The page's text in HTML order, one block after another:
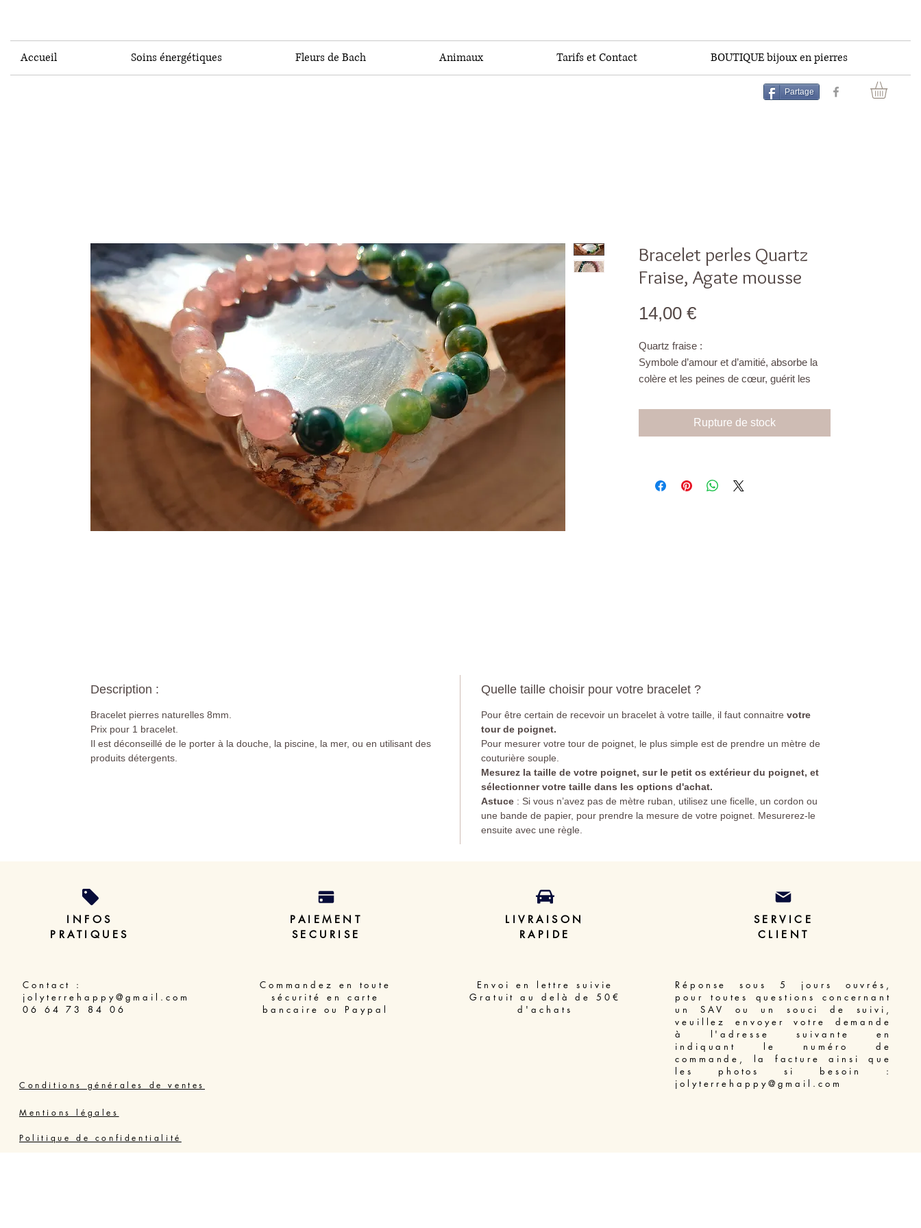
Accueil Soins énergétiques Fleurs de Bach Animaux Tarifs et Contact BOUTIQUE bijoux en pierres
Partage
Bracelet perles Quartz
Fraise, Agate mousse
14,00 €Prix
Quartz fraise :
Symbole d’amour et d’amitié, absorbe la
colère et les peines de cœur, guérit les
rayonne l’amour inconditionnel, la
tendresse, la douceur. Paix intérieure,
Combat la fatigue, le stress, la morosité et
Rupture de stock
Description :
Bracelet pierres naturelles 8mm.
Prix pour 1 bracelet.
Il est déconseillé de le porter à la douche, la piscine, la mer, ou en utilisant des
produits détergents.
Quelle taille choisir pour votre bracelet ?
Pour être certain de recevoir un bracelet à votre taille, il faut connaitre votre
tour de poignet.
Pour mesurer votre tour de poignet, le plus simple est de prendre un mètre de
couturière souple.
Mesurez la taille de votre poignet, sur le petit os extérieur du poignet, et
sélectionner votre taille dans les options d'achat.
Astuce : Si vous n’avez pas de mètre ruban, utilisez une ficelle, un cordon ou
une bande de papier, pour prendre la mesure de votre poignet. Mesurerez-le
ensuite avec une règle.
INFOS
PRATIQUES
Contact :
jolyterrehappy@gmail.com
06 64 73 84 06
PAIEMENT
SECURISE
Commandez en toute
sécurité en carte
bancaire ou Paypal
Conditions générales de ventes
LIVRAISON
RAPIDE
Envoi en lettre suivie
Gratuit au delà de 50€
d'achats
SERVICE
CLIENT
Réponse sous 5 jours ouvrés,
pour toutes questions concernant
un SAV ou un souci de suivi,
veuillez envoyer votre demande
à l'adresse suivante en
indiquant le numéro de
commande, la facture ainsi que
les photos si besoin :
jolyterrehappy@gmail.com
Mentions légales
Politique de confidentialité